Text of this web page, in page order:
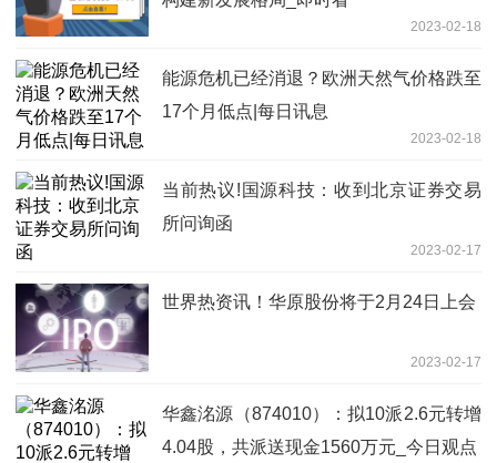
2023-02-18
能源危机已经消退？欧洲天然气价格跌至
17个月低点|每日讯息
2023-02-18
当前热议!国源科技：收到北京证券交易
所问询函
2023-02-17
世界热资讯！华原股份将于2月24日上会
2023-02-17
华鑫洺源（874010）：拟10派2.6元转增
4.04股，共派送现金1560万元_今日观点